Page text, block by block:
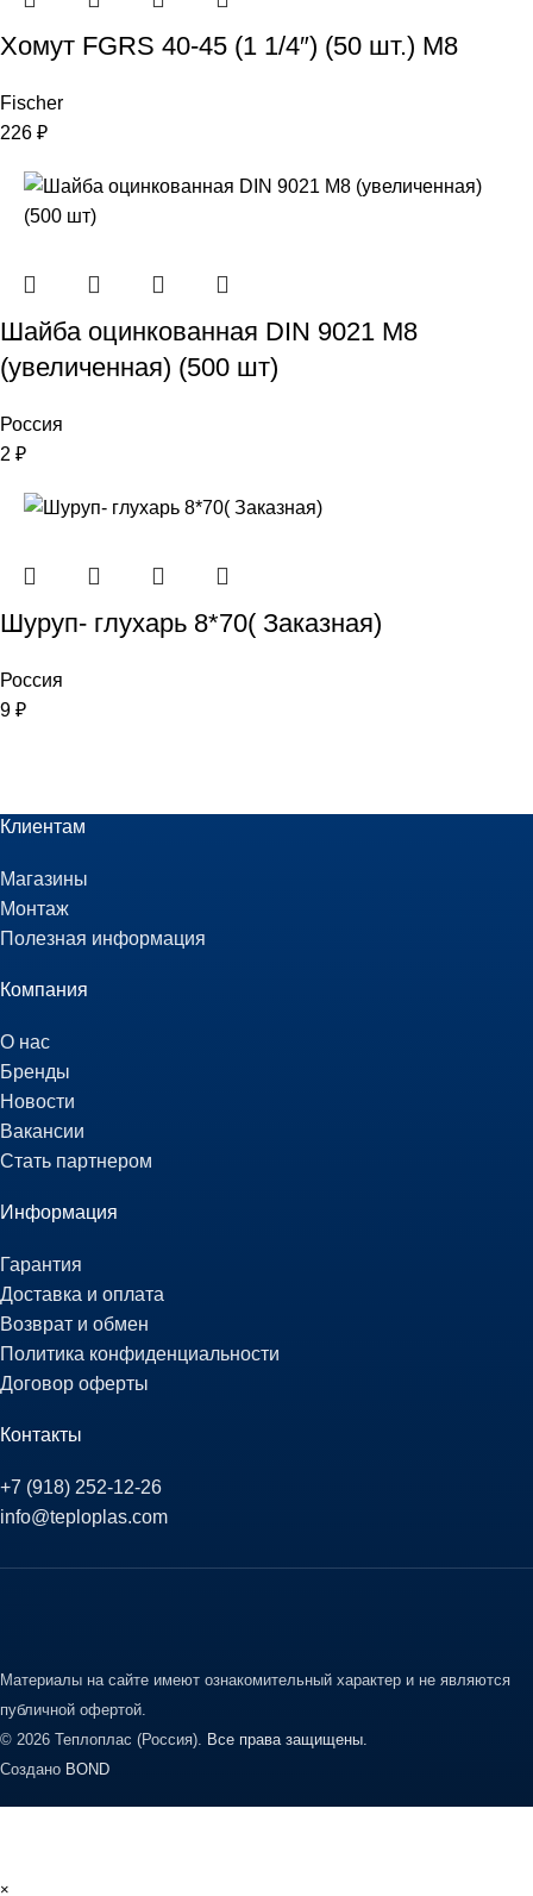
Хомут FGRS 40-45 (1 1/4″) (50 шт.) M8
Fischer
226 ₽
Шайба оцинкованная DIN 9021 М8
(увеличенная) (500 шт)
Россия
2 ₽
Шуруп- глухарь 8*70( Заказная)
Россия
9 ₽
Клиентам
Магазины
Монтаж
Полезная информация
Компания
О нас
Бренды
Новости
Вакансии
Стать партнером
Информация
Гарантия
Доставка и оплата
Возврат и обмен
Политика конфиденциальности
Договор оферты
Контакты
+7 (918) 252-12-26
info@teploplas.com
Материалы на сайте имеют ознакомительный характер и не являются
публичной офертой.
© 2026 Теплоплас (Россия). Все права защищены.
Создано BOND
×